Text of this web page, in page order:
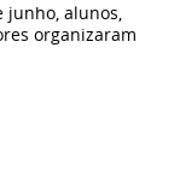
junho, alunos,
organizaram